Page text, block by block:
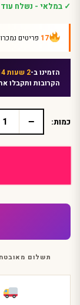
✓ במלאי - נשלח עוד
17 פריטים נמכרו ב-24 השעות
הזמינו ב-2 שעות 14 דקות
הקרובות ותקבלו
כמות
אביזרים
כמות: −
תשלום